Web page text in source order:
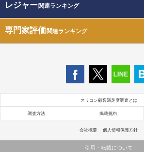
レジャー関連ランキング
専門家評価関連ランキング
オリコン顧客満足度調査とは
調査方法 掲載規約
会社概要 個人情報保護方針
引用・転載について